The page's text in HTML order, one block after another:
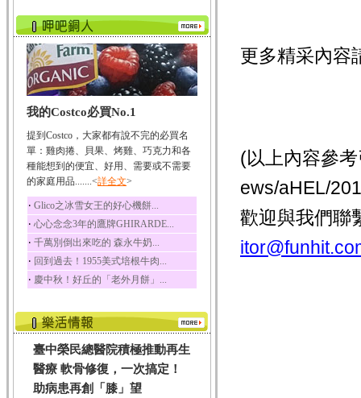
酸、迷迭香酸、植物...
咖啡
咖啡中的咖啡因會刺激
中樞神經系統，特別...
椰子
椰子含有糖類、脂肪、
荔枝
荔枝性質溫和所含的營
養素有醣類、檸檬酸...
五味子
五味子性質溫熱所含營
養成分有揮發油、檸...
草魚
草魚含有維生素A、維生
素C、及豐富的蛋白...
我的Costco必買No.1
提到Costco，大家都有說不完的必買名
單：雞肉捲、貝果、烤雞、巧克力和各
種能想到的便宜、好用、需要或不需要
的家庭用品.......<詳全文>
‧ Glico之冰雪女王的好心機餅...
‧ 心心念念3年的鷹牌GHIRARDE...
‧ 千萬別倒出來吃的 森永牛奶...
‧ 回到過去！1955美式培根牛肉...
‧ 慶中秋！好丘的「老外月餅」...
臺中榮民總醫院積極推動再生
醫療 軟骨修復，一次搞定！
助病患再創「膝」望
更多精采內容
(以上內容參
ews/aHEL/
歡迎與我們聯